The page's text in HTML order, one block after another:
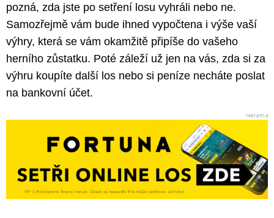
pozná, zda jste po setření losu vyhráli nebo ne.
Samozřejmě vám bude ihned vypočtena i výše vaší
výhry, která se vám okamžitě připíše do vašeho
herního zůstatku. Poté záleží už jen na vás, zda si za
výhru koupíte další los nebo si peníze necháte poslat
na bankovní účet.